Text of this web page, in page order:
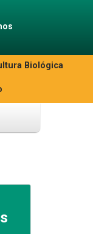
Biológica